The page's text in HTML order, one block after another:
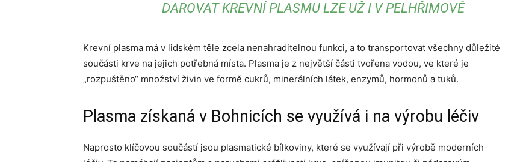
DAROVAT KREVNÍ PLASMU LZE UŽ I V PELHŘIMOVĚ
Krevní plasma má v lidském těle zcela nenahraditelnou funkci, a to transportovat všechny důležité
součásti krve na jejich potřebná místa. Plasma je z největší části tvořena vodou, ve které je
„rozpuštěno“ množství živin ve formě cukrů, minerálních látek, enzymů, hormonů a tuků.
Plasma získaná v Bohnicích se využívá i na výrobu léčiv
Naprosto klíčovou součástí jsou plasmatické bílkoviny, které se využívají při výrobě moderních